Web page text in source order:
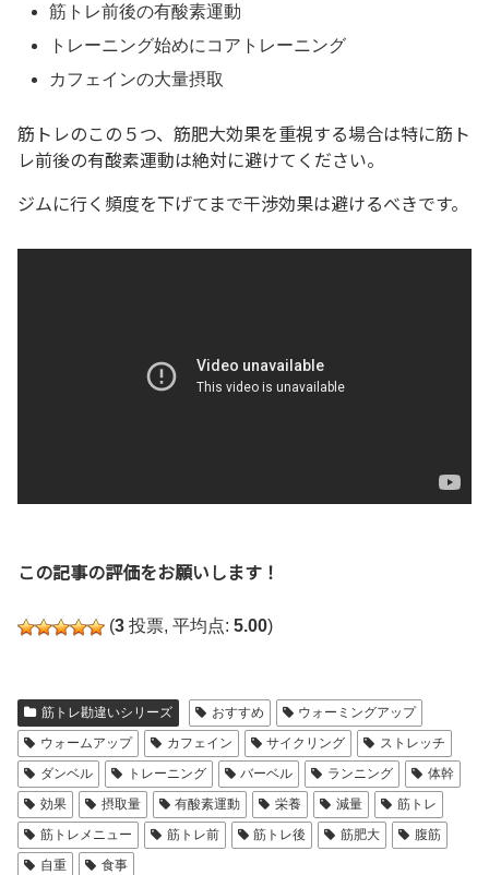
筋トレ前後の有酸素運動
トレーニング始めにコアトレーニング
カフェインの大量摂取
筋トレのこの５つ、筋肥大効果を重視する場合は特に筋ト
レ前後の有酸素運動は絶対に避けてください。
ジムに行く頻度を下げてまで干渉効果は避けるべきです。
この記事の評価をお願いします！
(3 投票, 平均点: 5.00)
筋トレ勘違いシリーズ おすすめ
ウォーミングアップ
ウォームアップ
カフェイン サイクリング
ストレッチ
ダンベル
トレーニング バーベル ランニング
体幹
効果
摂取量 有酸素運動 栄養 減量
筋トレ
筋トレメニュー
筋トレ前 筋トレ後 筋肥大
腹筋
自重
食事